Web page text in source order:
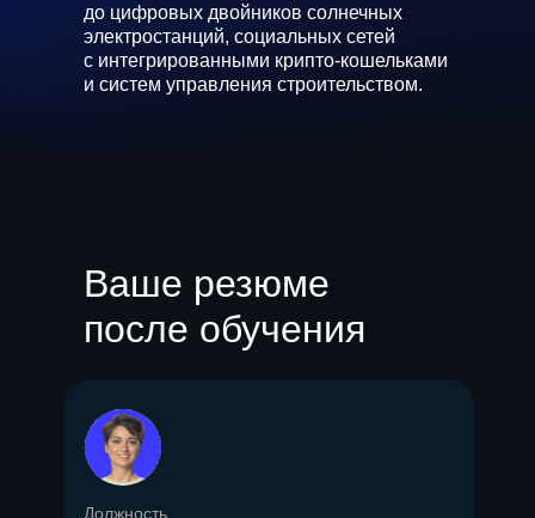
до цифровых двойников солнечных
электростанций, социальных сетей
с интегрированными крипто-кошельками
и систем управления строительством.
Ваше резюме
после обучения
Должность